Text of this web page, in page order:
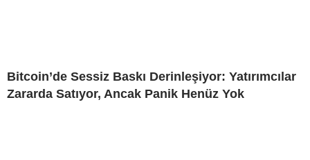
Bitcoin’de Sessiz Baskı Derinleşiyor: Yatırımcılar
Zararda Satıyor, Ancak Panik Henüz Yok